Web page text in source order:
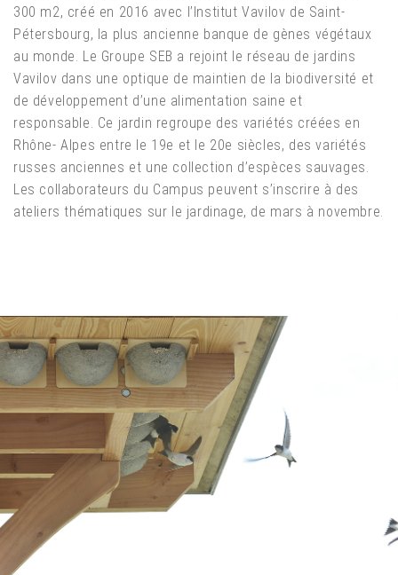
300 m2, créé en 2016 avec l’Institut Vavilov de Saint-
Pétersbourg, la plus ancienne banque de gènes végétaux
au monde. Le Groupe SEB a rejoint le réseau de jardins
Vavilov dans une optique de maintien de la biodiversité et
de développement d’une alimentation saine et
responsable. Ce jardin regroupe des variétés créées en
Rhône- Alpes entre le 19e et le 20e siècles, des variétés
russes anciennes et une collection d’espèces sauvages.
Les collaborateurs du Campus peuvent s’inscrire à des
ateliers thématiques sur le jardinage, de mars à novembre.